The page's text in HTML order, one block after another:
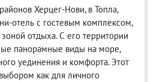
Херцег-Нови, в Топла,
отель с гостевым комплексом,
отдыха. С его территории
панорамные виды на море,
уединения и комфорта. Этот
как для личного